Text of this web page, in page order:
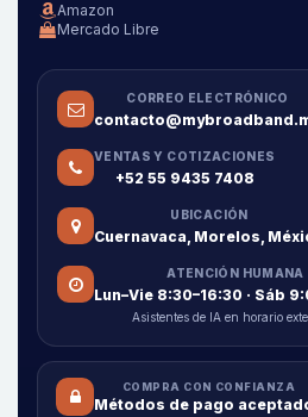
Amazon
Mercado Libre
CORREO ELECTRÓNICO
VENTAS Y COTIZACIONES
+52 55 9435 7408
UBICACIÓN
Cuernavaca, Morelos,
ATENCIÓN HUMANA
Lun–Vie 8:30–16:30 · Sáb
Asistentes de IA en horario
COMPRA CON CONFIANZA
Métodos de pago